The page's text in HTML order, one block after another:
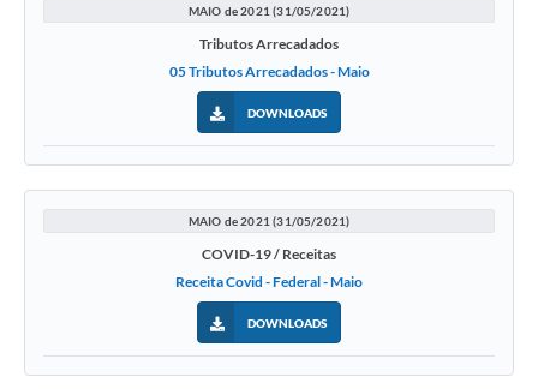
MAIO de 2021 (31/05/2021)
Tributos Arrecadados
05 Tributos Arrecadados - Maio
DOWNLOADS
MAIO de 2021 (31/05/2021)
COVID-19 / Receitas
Receita Covid - Federal - Maio
DOWNLOADS